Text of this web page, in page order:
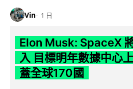
Vin 1 日
Elon Musk: SpaceX
入 目標明年數據中心
蓋全球170國